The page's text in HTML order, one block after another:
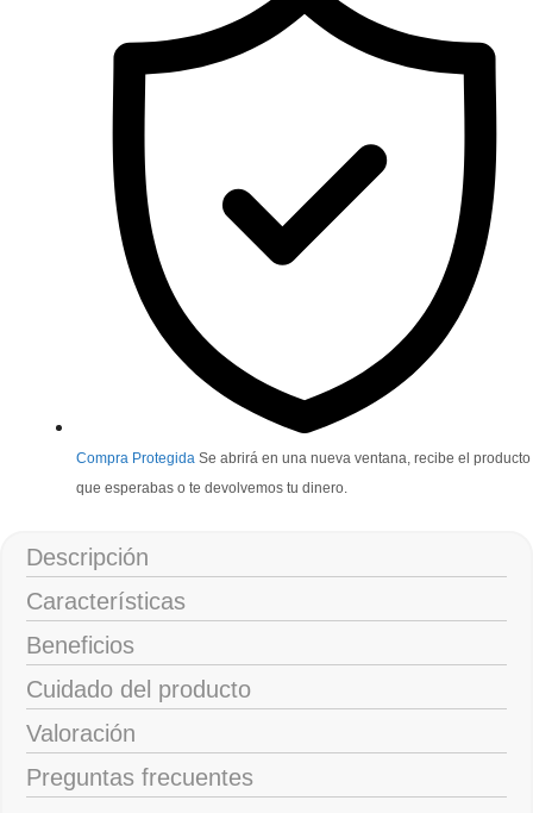
Compra Protegida Se abrirá en una nueva ventana, recibe el producto
que esperabas o te devolvemos tu dinero.
Descripción
Características
Beneficios
Cuidado del producto
Valoración
Preguntas frecuentes